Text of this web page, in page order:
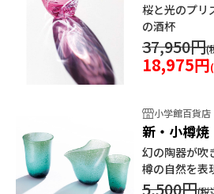
桜と光のプリ
の酒杯
37,950円
18,975円
小学館百貨店
新・小樽焼
幻の陶器が吹
樽の自然を表
5,500円